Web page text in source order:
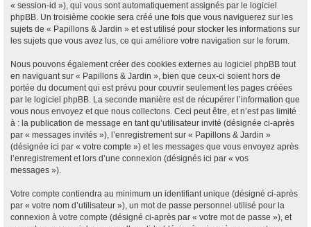
« session-id »), qui vous sont automatiquement assignés par le logiciel
phpBB. Un troisième cookie sera créé une fois que vous naviguerez sur les
sujets de « Papillons & Jardin » et est utilisé pour stocker les informations sur
les sujets que vous avez lus, ce qui améliore votre navigation sur le forum.
Nous pouvons également créer des cookies externes au logiciel phpBB tout
en naviguant sur « Papillons & Jardin », bien que ceux-ci soient hors de
portée du document qui est prévu pour couvrir seulement les pages créées
par le logiciel phpBB. La seconde manière est de récupérer l’information que
vous nous envoyez et que nous collectons. Ceci peut être, et n’est pas limité
à : la publication de message en tant qu’utilisateur invité (désignée ci-après
par « messages invités »), l’enregistrement sur « Papillons & Jardin »
(désignée ici par « votre compte ») et les messages que vous envoyez après
l’enregistrement et lors d’une connexion (désignés ici par « vos
messages »).
Votre compte contiendra au minimum un identifiant unique (désigné ci-après
par « votre nom d’utilisateur »), un mot de passe personnel utilisé pour la
connexion à votre compte (désigné ci-après par « votre mot de passe »), et